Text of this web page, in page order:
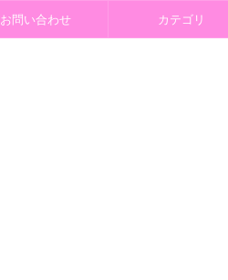
お問い合わせ カテゴリ